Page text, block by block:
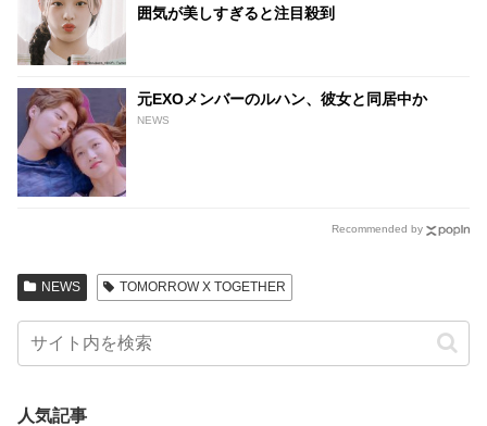
囲気が美しすぎると注目殺到
元EXOメンバーのルハン、彼女と同居中か
NEWS
Recommended by
NEWS TOMORROW X TOGETHER
人気記事